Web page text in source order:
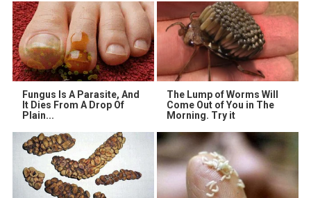
Fungus Is A Parasite, And
It Dies From A Drop Of
Plain...
The Lump of Worms Will
Come Out of You in The
Morning. Try it